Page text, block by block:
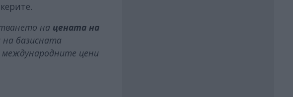
на цената на
базисната
международните цени